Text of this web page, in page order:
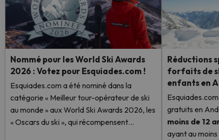
Nommé pour les World Ski Awards
2026 : Votez pour Esquiades.com !
Esquiades.com a été nominé dans la
catégorie « Meilleur tour-opérateur de ski
au monde » aux World Ski Awards 2026, les
« Oscars du ski », qui récompensent
Réductions
forfaits de
enfants en
gratuits en
moins de 12
ayant au